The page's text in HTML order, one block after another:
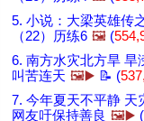
5. 小说：大梁英雄传
（22）历练6 🖼️ (
6. 南方水灾北方旱 旱
叫苦连天 🖼️▶️ 📝 (
7. 今年夏天不平静 天
网友吁保持善良 🖼️▶️ (